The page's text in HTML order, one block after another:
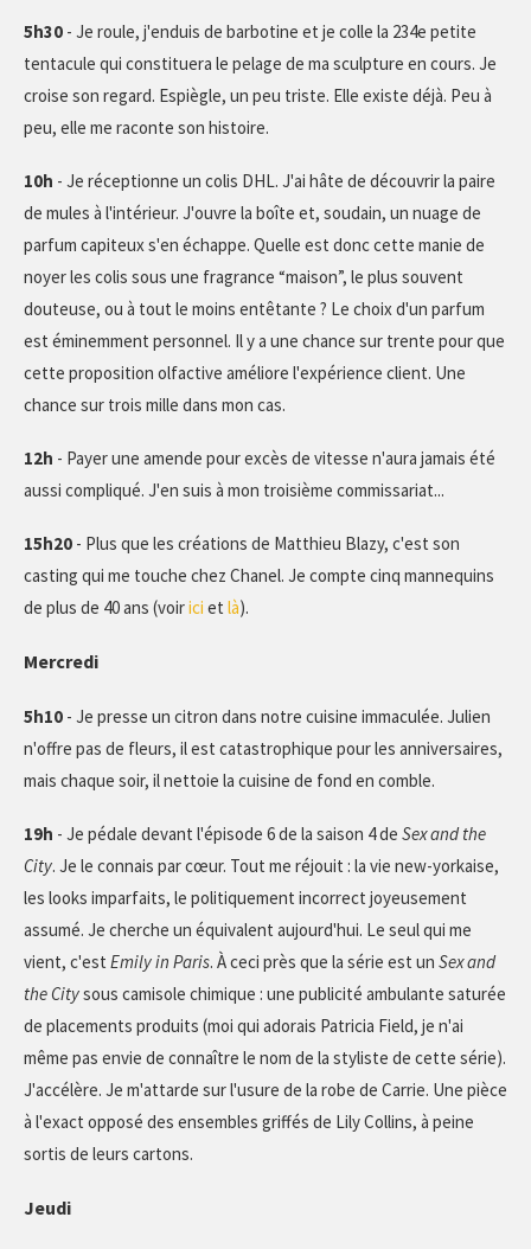
5h30 - Je roule, j'enduis de barbotine et je colle la 234e petite
tentacule qui constituera le pelage de ma sculpture en cours. Je
croise son regard. Espiègle, un peu triste. Elle existe déjà. Peu à
peu, elle me raconte son histoire.
10h - Je réceptionne un colis DHL. J'ai hâte de découvrir la paire
de mules à l'intérieur. J'ouvre la boîte et, soudain, un nuage de
parfum capiteux s'en échappe. Quelle est donc cette manie de
noyer les colis sous une fragrance “maison”, le plus souvent
douteuse, ou à tout le moins entêtante ? Le choix d'un parfum
est éminemment personnel. Il y a une chance sur trente pour que
cette proposition olfactive améliore l'expérience client. Une
chance sur trois mille dans mon cas.
12h - Payer une amende pour excès de vitesse n'aura jamais été
aussi compliqué. J'en suis à mon troisième commissariat...
15h20 - Plus que les créations de Matthieu Blazy, c'est son
casting qui me touche chez Chanel. Je compte cinq mannequins
de plus de 40 ans (voirici et là).
Mercredi
5h10 - Je presse un citron dans notre cuisine immaculée. Julien
n'offre pas de fleurs, il est catastrophique pour les anniversaires,
mais chaque soir, il nettoie la cuisine de fond en comble.
19h - Je pédale devant l'épisode 6 de la saison 4 de Sex and the
City. Je le connais par cœur. Tout me réjouit : la vie new-yorkaise,
les looks imparfaits, le politiquement incorrect joyeusement
assumé. Je cherche un équivalent aujourd'hui. Le seul qui me
vient, c'est Emily in Paris. À ceci près que la série est un Sex and
the Citysous camisole chimique : une publicité ambulante saturée
de placements produits (moi qui adorais Patricia Field, je n'ai
même pas envie de connaître le nom de la styliste de cette série).
J'accélère. Je m'attarde sur l'usure de la robe de Carrie. Une pièce
à l'exact opposé des ensembles griffés de Lily Collins, à peine
sortis de leurs cartons.
Jeudi